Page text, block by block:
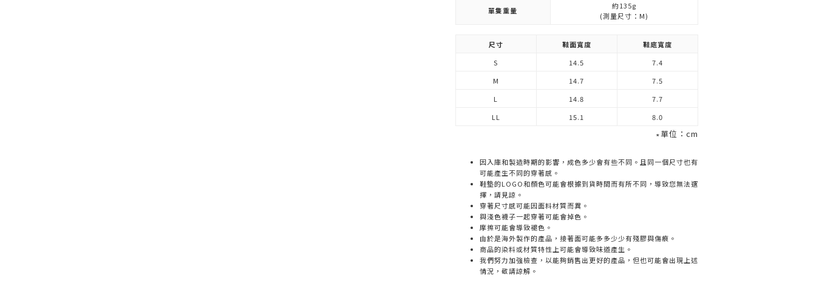
單隻重量
約135g
(測量尺寸：M)
尺寸 鞋面寬度
鞋底寬度
S
14.5
7.4
M
14.7
7.5
L
14.8
7.7
LL
15.1 8.0
∗單位：cm
因入庫和製造時期的影響，成色多少會有些不同。且同一個尺寸也有
可能產生不同的穿著感。
鞋墊的LOGO和顏色可能會根據到貨時間而有所不同，導致您無法選
擇，請見諒。
穿著尺寸感可能因面料材質而異。
與淺色襪子一起穿著可能會掉色。
摩擦可能會導致褪色。
由於是海外製作的產品，接著面可能多多少少有殘膠與傷痕。
商品的染料或材質特性上可能會導致味道產生。
我們努力加強檢查，以能夠銷售出更好的產品，但也可能會出現上述
情況，敬請諒解。